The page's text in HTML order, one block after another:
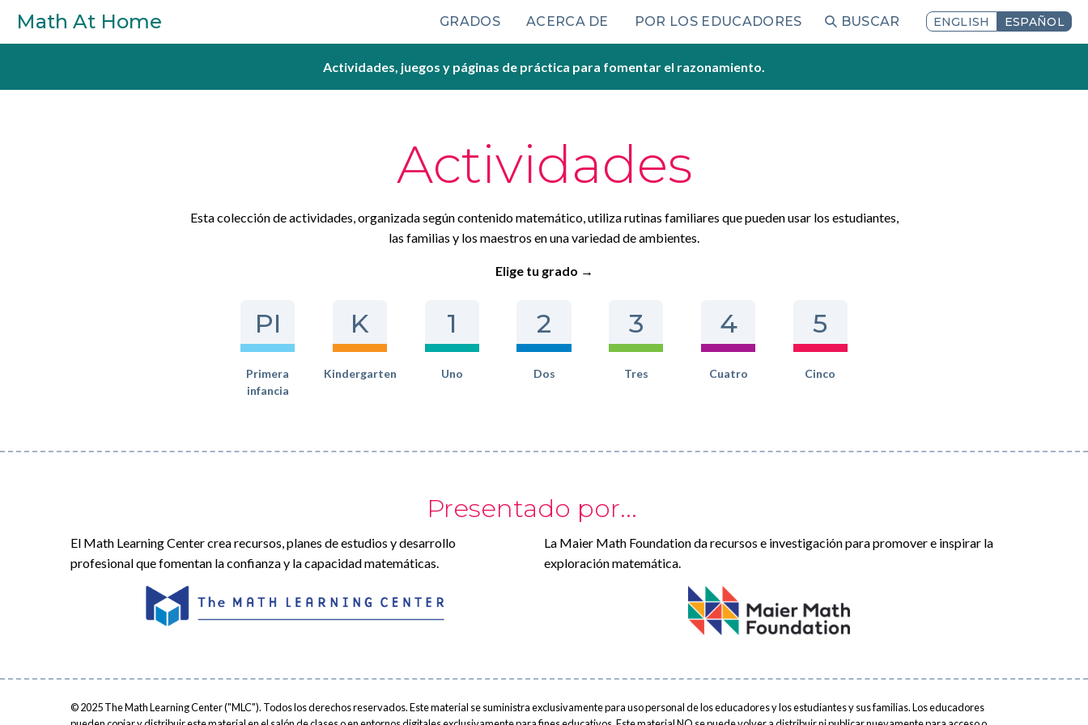
Math At Home
Main
GRADOS ACERCA DE POR LOS EDUCADORES BUSCAR ENGLISH ESPAÑOL
Actividades, juegos y páginas de práctica para fomentar el razonamiento.
Actividades
Esta colección de actividades, organizada según contenido matemático, utiliza rutinas familiares que pueden usar los estudiantes,
las familias y los maestros en una variedad de ambientes.
Elige tu grado →
PI
Primera
infancia
K
Kindergarten
1
Uno
2
Dos
3
Tres
4
Cuatro
5
Cinco
Presentado por...
El Math Learning Center crea recursos, planes de estudios y desarrollo
profesional que fomentan la confianza y la capacidad matemáticas.
La Maier Math Foundation da recursos e investigación para promover e inspirar la
exploración matemática.
© 2025The Math Learning Center ("MLC"). Todos los derechos reservados. Este material se suministra exclusivamente para uso personal de los educadores y los estudiantes y sus familias. Los educadores